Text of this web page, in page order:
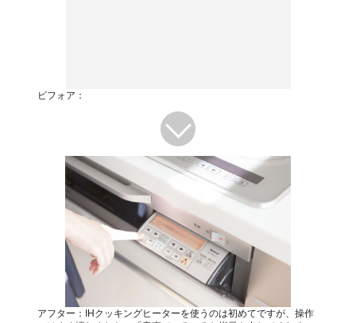
ビフォア：
アフター：IHクッキングヒーターを使うのは初めてですが、操作